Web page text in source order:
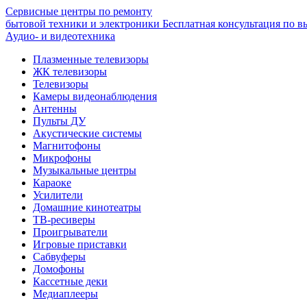
Сервисные центры по ремонту
бытовой техники и электроники Бесплатная консультация по
Аудио- и видеотехника
Плазменные телевизоры
ЖК телевизоры
Телевизоры
Камеры видеонаблюдения
Антенны
Пульты ДУ
Акустические системы
Магнитофоны
Микрофоны
Музыкальные центры
Караоке
Усилители
Домашние кинотеатры
ТВ-ресиверы
Проигрыватели
Игровые приставки
Сабвуферы
Домофоны
Кассетные деки
Медиаплееры